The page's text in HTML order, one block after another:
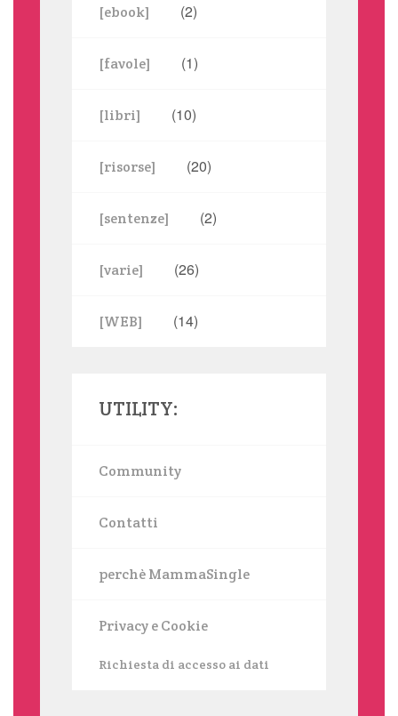
[ebook] (2)
[favole] (1)
[libri] (10)
[risorse] (20)
[sentenze] (2)
[varie] (26)
[WEB] (14)
UTILITY:
Community
Contatti
perchè MammaSingle
Privacy e Cookie
Richiesta di accesso ai dati